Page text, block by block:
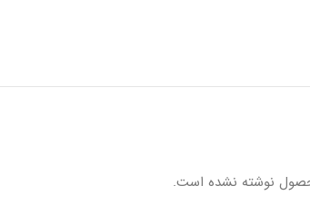
نوشته نشده است.